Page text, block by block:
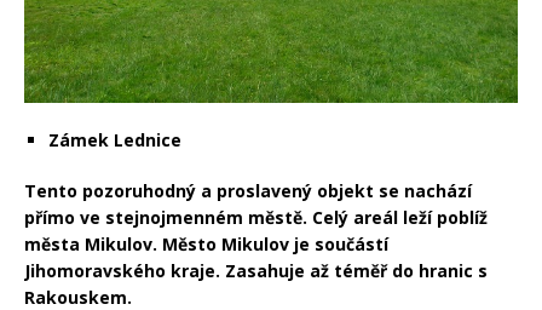
Zámek Lednice
Tento pozoruhodný a proslavený objekt se nachází
přímo ve stejnojmenném městě. Celý areál leží poblíž
města Mikulov. Město Mikulov je součástí
Jihomoravského kraje. Zasahuje až téměř do hranic s
Rakouskem.